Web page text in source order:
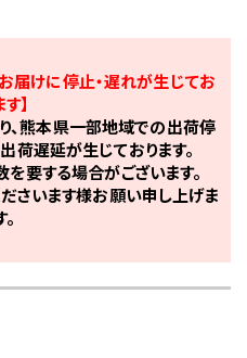
届けに停止・遅れが生じてお
】
、熊本県一部地域での出荷停
荷遅延が生じております。
要する場合がございます。
さいます様お願い申し上げま